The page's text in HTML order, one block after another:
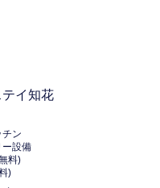
イ知花
ン
ー設備
料)
)